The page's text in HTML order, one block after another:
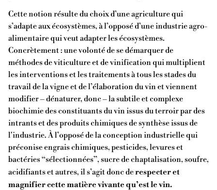
Cette notion résulte du choix d’une agriculture qui
s’adapte aux écosystèmes, à l’opposé d’une industrie agro-
alimentaire qui veut adapter les écosystèmes.
Concrètement : une volonté de se démarquer de
méthodes de viticulture et de vinification qui multiplient
les interventions et les traitements à tous les stades du
travail de la vigne et de l’élaboration du vin et viennent
modifier – dénaturer, donc – la subtile et complexe
biochimie des constituants du vin issus du terroir par des
intrants et des produits chimiques de synthèse issus de
l'industrie. À l’opposé de la conception industrielle qui
préconise engrais chimiques, pesticides, levures et
bactéries “sélectionnées”, sucre de chaptalisation, soufre,
acidifiants et autres, il s’agit donc derespecter et
magnifier cette matière vivante qu’est le vin.